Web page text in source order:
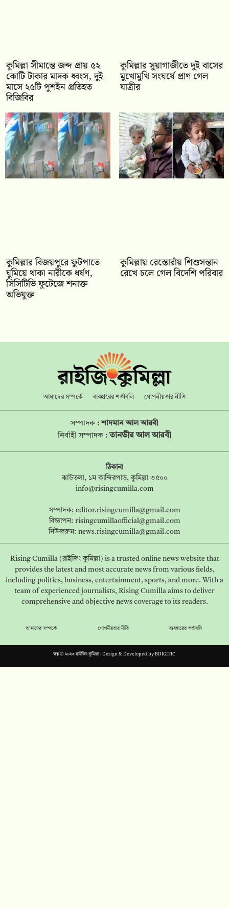
কুমিল্লা সীমান্তে জব্দ প্রায় ৫২
কোটি টাকার মাদক ধ্বংস, দুই
মাসে ২৫টি পুশইন প্রতিহত
বিজিবির
কুমিল্লার সুয়াগাজীতে দুই বাসের
মুখোমুখি সংঘর্ষে প্রাণ গেল
যাত্রীর
কুমিল্লার বিজয়পুরে ফুটপাতে
ঘুমিয়ে থাকা নারীকে ধর্ষণ,
সিসিটিভি ফুটেজে শনাক্ত
অভিযুক্ত
কুমিল্লায় রেস্তোরাঁয় শিশুসন্তান
রেখে চলে গেল বিদেশি পরিবার
আমাদের সম্পর্কে ব্যবহারের শর্তাবলি গোপনীয়তার নীতি
সম্পাদক :শাদমান আল আরবী
নির্বাহী সম্পাদক : তানভীর আল আরবী
ঠিকানা
ঝাউতলা, ১ম কান্দিরপাড়, কুমিল্লা ৩৫০০
info@risingcumilla.com
সম্পাদক: editor.risingcumilla@gmail.com
বিজ্ঞাপন: risingcumillaofficial@gmail.com
নিউজরুম: news.risingcumilla@gmail.com
Rising Cumilla (রাইজিং কুমিল্লা) is a trusted online news website that
provides the latest and most accurate news from various fields,
including politics, business, entertainment, sports, and more. With a
team of experienced journalists, Rising Cumilla aims to deliver
comprehensive and objective news coverage to its readers.
আমাদের সম্পর্কে গোপনীয়তার নীতি ব্যবহারের শর্তাবলি
স্বত্ব © ২০২৩ রাইজিং কুমিল্লা। Design & Developed byBDIGITIC